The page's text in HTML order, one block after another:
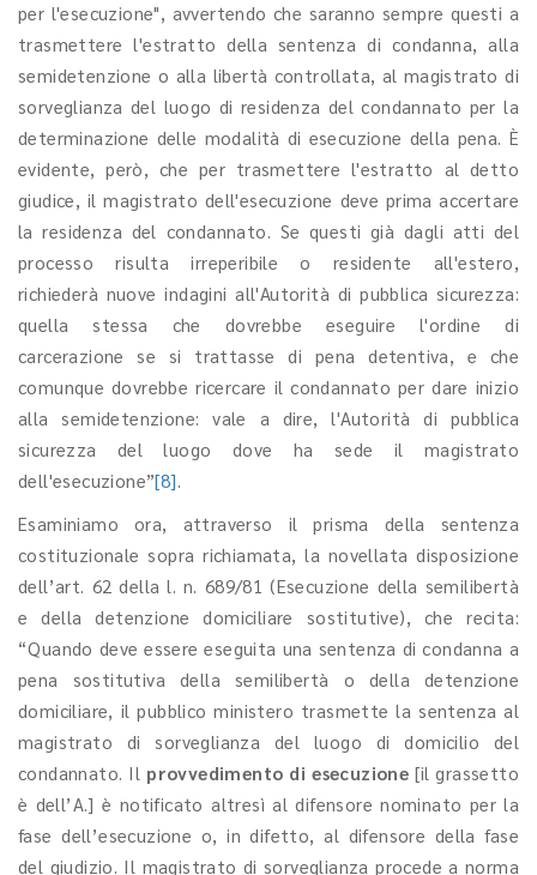
per l'esecuzione", avvertendo che saranno sempre questi a
trasmettere l'estratto della sentenza di condanna, alla
semidetenzione o alla libertà controllata, al magistrato di
sorveglianza del luogo di residenza del condannato per la
determinazione delle modalità di esecuzione della pena. È
evidente, però, che per trasmettere l'estratto al detto
giudice, il magistrato dell'esecuzione deve prima accertare
la residenza del condannato. Se questi già dagli atti del
processo risulta irreperibile o residente all'estero,
richiederà nuove indagini all'Autorità di pubblica sicurezza:
quella stessa che dovrebbe eseguire l'ordine di
carcerazione se si trattasse di pena detentiva, e che
comunque dovrebbe ricercare il condannato per dare inizio
alla semidetenzione: vale a dire, l'Autorità di pubblica
sicurezza del luogo dove ha sede il magistrato
dell'esecuzione”[8].
Esaminiamo ora, attraverso il prisma della sentenza
costituzionale sopra richiamata, la novellata disposizione
dell’art. 62 della l. n. 689/81 (Esecuzione della semilibertà
e della detenzione domiciliare sostitutive), che recita:
“Quando deve essere eseguita una sentenza di condanna a
pena sostitutiva della semilibertà o della detenzione
domiciliare, il pubblico ministero trasmette la sentenza al
magistrato di sorveglianza del luogo di domicilio del
condannato. Il provvedimento di esecuzione [il grassetto
è dell’A.] è notificato altresì al difensore nominato per la
fase dell’esecuzione o, in difetto, al difensore della fase
del giudizio. Il magistrato di sorveglianza procede a norma